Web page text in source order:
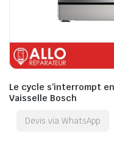
Le cycle s’interrompt
Vaisselle Bosch
Devis via WhatsApp